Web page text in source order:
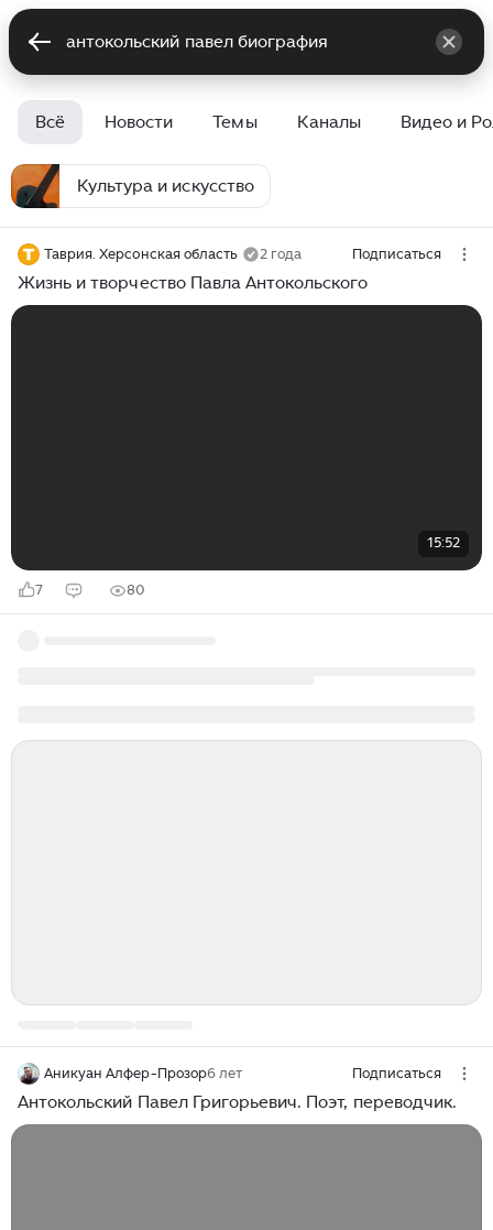
Всё Новости Темы Каналы Видео и
Культура и искусство
Таврия. Херсонская область 2 года Подписаться
Жизнь и творчество Павла Антокольского
15:52
7 80
Аникуан Алфер-Прозор6 лет Подписаться
Антокольский Павел Григорьевич. Поэт, переводчик.